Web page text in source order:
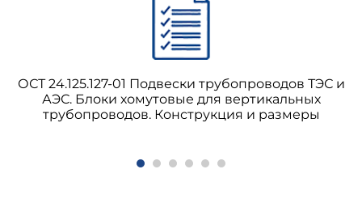
ОСТ 24.125.127-01 Подвески трубопроводов ТЭС и
АЭС. Блоки хомутовые для вертикальных
трубопроводов. Конструкция и размеры